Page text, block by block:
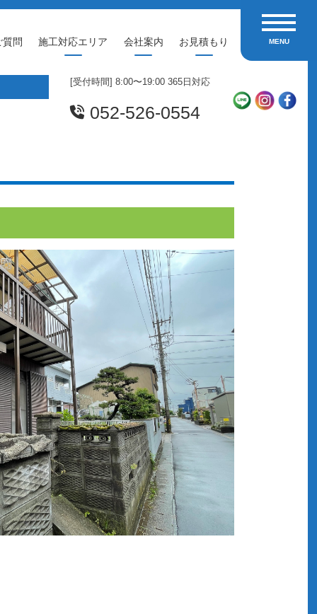
質問 施工対応エリア 会社案内 お見積もり
toggle
MENU
[受付時間] 8:00〜19:00 365日対応
052-526-0554